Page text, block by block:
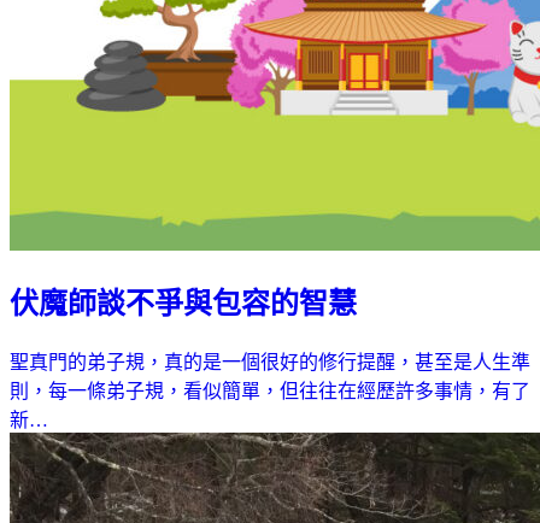
伏魔師談不爭與包容的智慧
聖真門的弟子規，真的是一個很好的修行提醒，甚至是人生準
則，每一條弟子規，看似簡單，但往往在經歷許多事情，有了
新…